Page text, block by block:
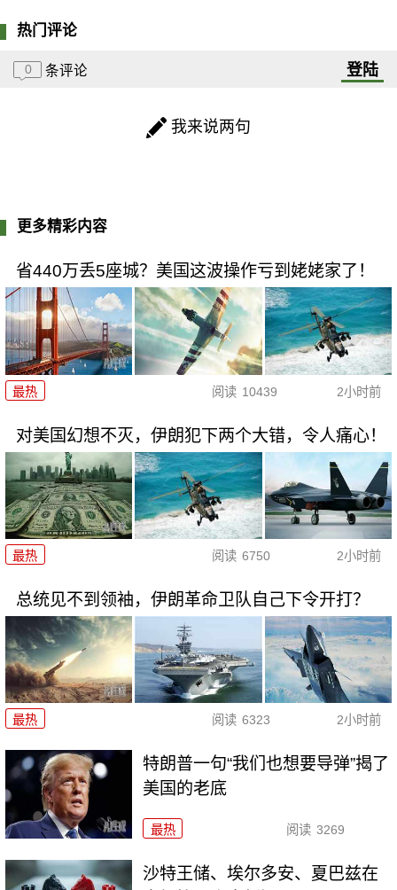
热门评论
0 条评论 登陆
我来说两句
更多精彩内容
省440万丢5座城？美国这波操作亏到姥姥家了！
最热 阅读 10439 2小时前
对美国幻想不灭，伊朗犯下两个大错，令人痛心！
最热 阅读 6750 2小时前
总统见不到领袖，伊朗革命卫队自己下令开打？
最热 阅读 6323 2小时前
特朗普一句“我们也想要导弹”揭了
美国的老底
最热 阅读 3269
沙特王储、埃尔多安、夏巴兹在